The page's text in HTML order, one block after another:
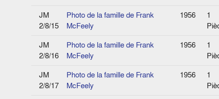
JM
2/8/15
Photo de la famille de Frank
McFeely
1956
1
JM
2/8/16
Photo de la famille de Frank
McFeely
1956
1
JM
2/8/17
Photo de la famille de Frank
McFeely
1956
1